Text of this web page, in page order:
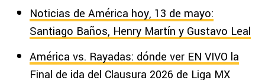
Noticias de América hoy, 13 de mayo:
Santiago Baños, Henry Martín y Gustavo Leal
América vs. Rayadas: dónde ver EN VIVO la
Final de ida del Clausura 2026 de Liga MX